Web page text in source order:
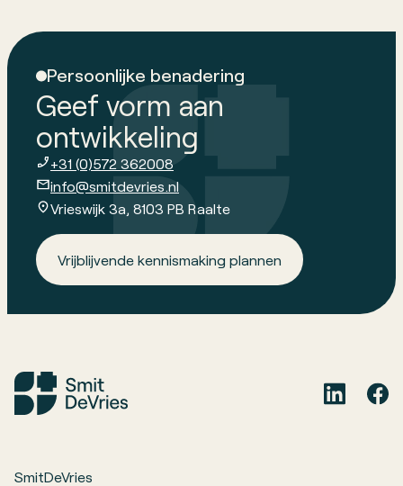
Persoonlijke benadering
Geef vorm aan
ontwikkeling
+31 (0)572 362008
info@smitdevries.nl
Vrieswijk 3a, 8103 PB Raalte
Vrijblijvende kennismaking plannen
SmitDeVries